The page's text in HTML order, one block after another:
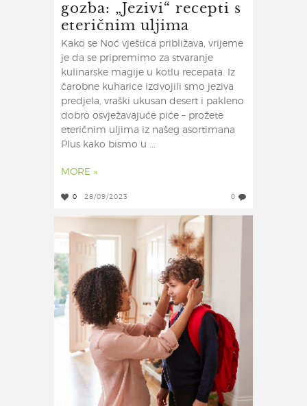
gozba: „Jezivi“ recepti s
eteričnim uljima
Kako se Noć vještica približava, vrijeme
je da se pripremimo za stvaranje
kulinarske magije u kotlu recepata. Iz
čarobne kuharice izdvojili smo jeziva
predjela, vraški ukusan desert i pakleno
dobro osvježavajuće piće – prožete
eteričnim uljima iz našeg asortimana
Plus kako bismo u ...
MORE »
0 28/09/2023 0